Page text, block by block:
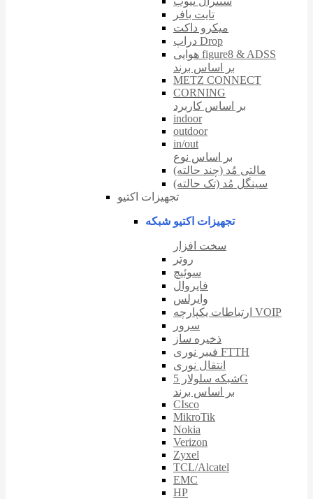
تایت بافر
میکرو داکت
دراپ Drop
هوایی figure8 & ADSS
بر اساس برند
METZ CONNECT
CORNING
بر اساس کاربرد
indoor
outdoor
in/out
بر اساس نوع
مالتی مُد (چند حالته)
سینگل مُد (تک حالته)
تجهیزات اکتیو
تجهیزات اکتیو شبکه
سخت افزار
روتر
سوئیچ
فایروال
وایرلس
ارتباطات یکپارچه VOIP
سرور
ذخیره ساز
فیبر نوری FTTH
انتقال نوری
شبکه سلولار 5G
بر اساس برند
CIsco
MikroTik
Nokia
Verizon
Zyxel
TCL/Alcatel
EMC
HP